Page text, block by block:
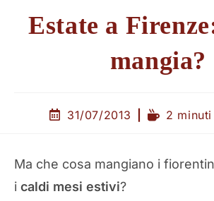
Estate a
mangia?
31/07/2013 2
Ma che cosa mangiano i
i caldi mesi estivi?